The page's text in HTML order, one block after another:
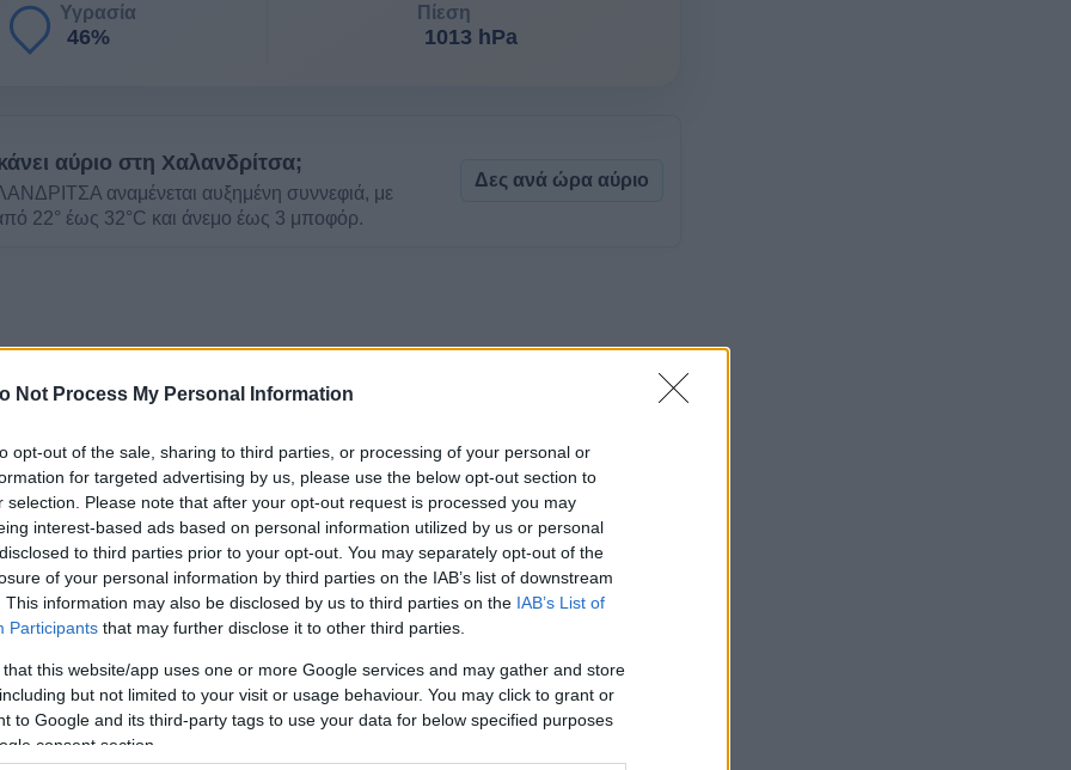
Not Process My Personal Information
opt-out of the sale, sharing to third parties, or processing of your personal or
for targeted advertising by us, please use the below opt-out section to
selection. Please note that after your opt-out request is processed you may
interest-based ads based on personal information utilized by us or personal
to third parties prior to your opt-out. You may separately opt-out of the
of your personal information by third parties on the IAB’s list of downstream
This information may also be disclosed by us to third parties on the IAB’s List of
Participants that may further disclose it to other third parties.
that this website/app uses one or more Google services and may gather and store
but not limited to your visit or usage behaviour. You may click to grant or
to Google and its third-party tags to use your data for below specified purposes
consent section.
Υγρασία
46%
Πίεση
1013 hPa
αύριο στη Χαλανδρίτσα;
αναμένεται αυξημένη συννεφιά, με
22° έως 32°C και άνεμο έως 3 μποφόρ.
Δες ανά ώρα αύριο
της ημέρας
22°
Μεσημέρι
32°31°